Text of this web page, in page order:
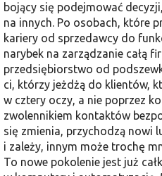
bojący się podejmować
na innych. Po osobach, które
kariery od sprzedawcy do
narybek na zarządzanie całą
przedsiębiorstwo od
ci, którzy jeżdżą do klientów,
w cztery oczy, a nie poprzez
zwolennikiem kontaktów
się zmienia, przychodzą nowi
i zależy, innym może trochę
To nowe pokolenie jest już